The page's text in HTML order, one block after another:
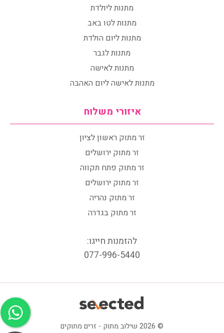
מתנות ליולדת
מתנות לטו באב
מתנות ליום הולדת
מתנות לגבר
מתנות לאישה
מתנות לאישה ליום האהבה
איזורי משלוח
זר מתוק ראשון לציון
זר מתוק ירושלים
זר מתוק פתח תקווה
זר מתוק ירושלים
זר מתוק נהריה
זר מתוק בגדרה
להזמנות חייגו:
077-996-5440
© 2026 שילוב מתוק - זרים מתוקים